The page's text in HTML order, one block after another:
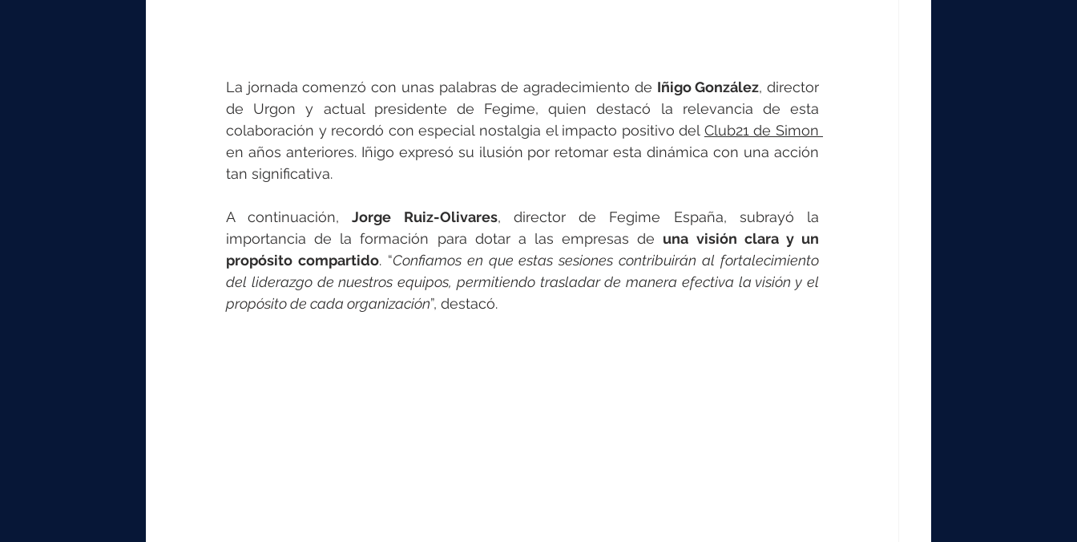
La jornada comenzó con unas palabras de agradecimiento de Iñigo González, director
de Urgon y actual presidente de Fegime, quien destacó la relevancia de esta
colaboración y recordó con especial nostalgia el impacto positivo del
en años anteriores. Iñigo expresó su ilusión por retomar esta dinámica con una acción
tan significativa.
A continuación, Jorge Ruiz-Olivares, director de Fegime España, subrayó la
importancia de la formación para dotar a las empresas de una visión clara y un
propósito compartido. “Confiamos en que estas sesiones contribuirán al fortalecimiento
del liderazgo de nuestros equipos, permitiendo trasladar de manera efectiva la visión y el
propósito de cada organización”, destacó.